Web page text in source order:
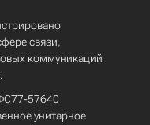
связи,
коммуникаций
57640
унитарное